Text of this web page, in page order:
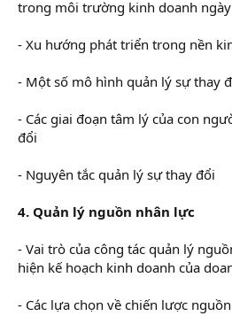
trong môi trường kinh doanh
- Xu hướng phát triển trong nền
- Một số mô hình quản lý sự thay
- Các giai đoạn tâm lý của con
đổi
- Nguyên tắc quản lý sự thay đổi
4. Quản lý nguồn nhân lực
- Vai trò của công tác quản lý
hiện kế hoạch kinh doanh của
- Các lựa chọn về chiến lược